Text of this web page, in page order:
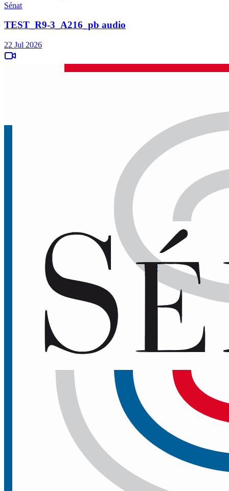
Sénat
TEST_R9-3_A216_pb audio
22 Jul 2026